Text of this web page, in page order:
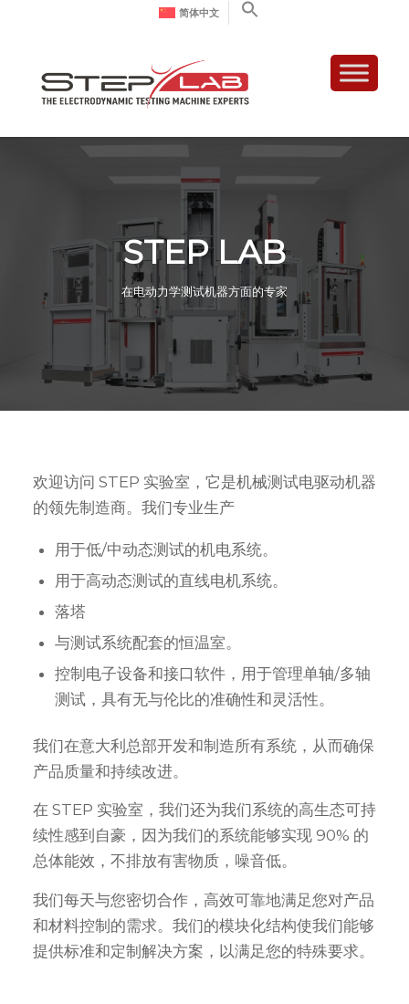
简体中文
STEP LAB
在电动力学测试机器方面的专家
欢迎访问 STEP 实验室，它是机械测试电驱动机器
的领先制造商。我们专业生产
用于低/中动态测试的机电系统。
用于高动态测试的直线电机系统。
落塔
与测试系统配套的恒温室。
控制电子设备和接口软件，用于管理单轴/多轴
测试，具有无与伦比的准确性和灵活性。
我们在意大利总部开发和制造所有系统，从而确保
产品质量和持续改进。
在 STEP 实验室，我们还为我们系统的高生态可持
续性感到自豪，因为我们的系统能够实现 90% 的
总体能效，不排放有害物质，噪音低。
我们每天与您密切合作，高效可靠地满足您对产品
和材料控制的需求。我们的模块化结构使我们能够
提供标准和定制解决方案，以满足您的特殊要求。